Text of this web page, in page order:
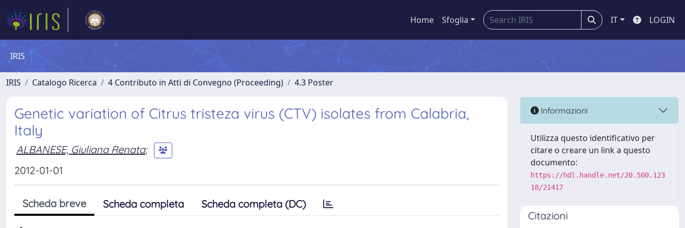
Home Sfoglia IT LOGIN
IRIS
IRIS Catalogo Ricerca 4 Contributo in Atti di Convegno (Proceeding) 4.3 Poster
Genetic variation of Citrus tristeza virus (CTV) isolates from Calabria,
Italy
ALBANESE, Giuliana Renata;
2012-01-01
Scheda breve Scheda completa Scheda completa (DC)
Informazioni
Utilizza questo identificativo per
citare o creare un link a questo
documento:
https://hdl.handle.net/20.500.123
18/21417
Citazioni